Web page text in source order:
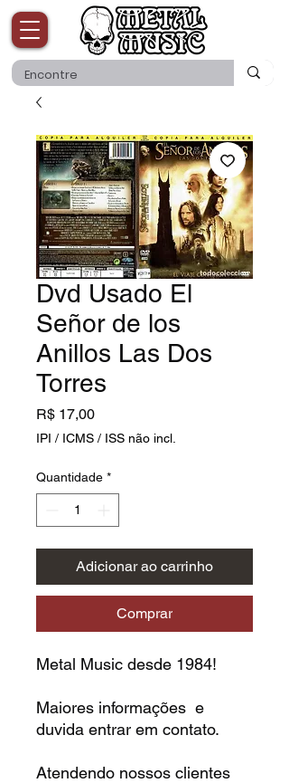
Dvd Usado El
Señor de los
Anillos Las Dos
Torres
R$ 17,00Preço
IPI / ICMS / ISS não incl.
Quantidade *
Adicionar ao carrinho
Comprar
Metal Music desde 1984!
Maiores informações e
duvida entrar em contato.
Atendendo nossos clientes